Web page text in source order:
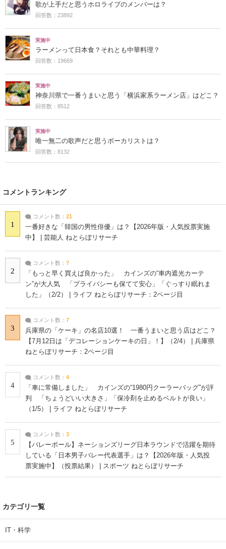
歌が上手だと思うホロライブのメンバーは？
回答数：23892
実施中
ラーメンって日本食？それとも中華料理？
回答数：19669
実施中
神奈川県で一番うまいと思う「横浜家系ラーメン店」はどこ？
回答数：8512
実施中
唯一無二の歌声だと思うボーカリストは？
回答数：8132
コメントランキング
1
コメント数： 21
一番好きな「韓国の男性俳優」は？【2026年版・人気投票実施
中】 | 芸能人 ねとらぼリサーチ
2
コメント数： 7
「もっと早く買えば良かった」 カインズの“車内遮光カーテ
ン”が大人気 「プライバシーも保てて安心」「ぐっすり眠れま
した」（2/2） | ライフ ねとらぼリサーチ：2ページ目
3
コメント数： 7
兵庫県の「ケーキ」の名店10選！ 一番うまいと思う店はどこ？
【7月12日は「デコレーションケーキの日」！】（2/4） | 兵庫県
ねとらぼリサーチ：2ページ目
4
コメント数： 4
「車に常備しました」 カインズの“1980円クーラーバッグ”が評
判 「ちょうどいい大きさ」「保冷剤を止めるベルトが良い」
（1/5） | ライフ ねとらぼリサーチ
5
コメント数： 3
【バレーボール】ネーションズリーグ日本ラウンドで活躍を期待
している「日本男子バレー代表選手」は？【2026年版・人気投
票実施中】（投票結果） | スポーツ ねとらぼリサーチ
カテゴリ一覧
IT・科学